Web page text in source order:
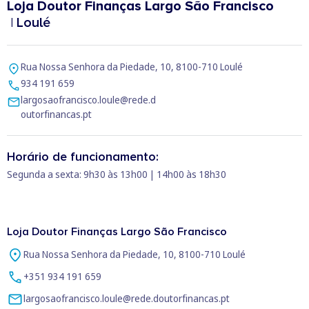
Loja Doutor Finanças Largo São Francisco
| Loulé
Rua Nossa Senhora da Piedade, 10, 8100-710 Loulé
934 191 659
largosaofrancisco.loule@rede.d
outorfinancas.pt
Horário de funcionamento:
Segunda a sexta: 9h30 às 13h00 | 14h00 às 18h30
Loja Doutor Finanças Largo São Francisco
Rua Nossa Senhora da Piedade, 10, 8100-710 Loulé
+351 934 191 659
largosaofrancisco.loule@rede.doutorfinancas.pt